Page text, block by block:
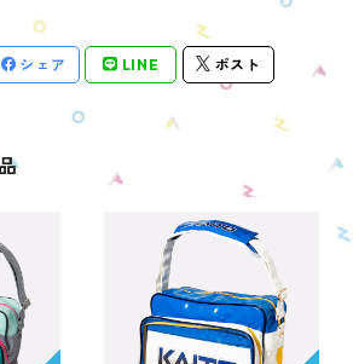
シェア LINE ポスト